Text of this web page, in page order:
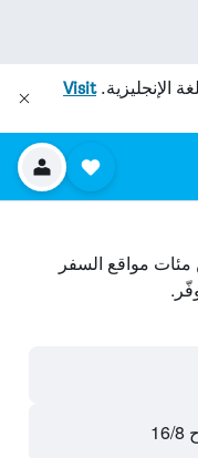
الإنجليزية.Visit
مواقع السفر
ح 16/8